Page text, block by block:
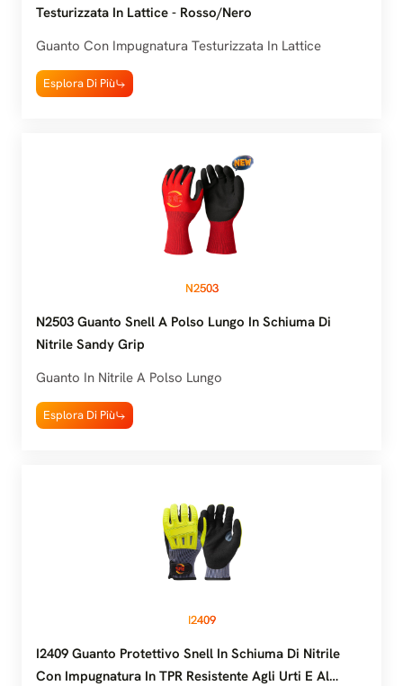
Testurizzata In Lattice - Rosso/nero
Guanto Con Impugnatura Testurizzata In Lattice
Esplora Di Più
N2503
N2503 Guanto Snell A Polso Lungo In Schiuma Di
Nitrile Sandy Grip
Guanto In Nitrile A Polso Lungo
Esplora Di Più
I2409
I2409 Guanto Protettivo Snell In Schiuma Di Nitrile
Con Impugnatura In TPR Resistente Agli Urti E Al